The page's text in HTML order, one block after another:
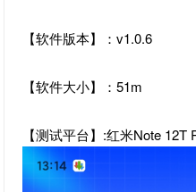
【软件版本】：v1.0.6
【软件大小】：51m
【测试平台】:红米Note 12T